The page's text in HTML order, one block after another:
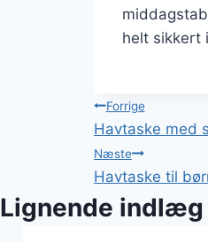
helt sikkert
Forrige
Havtaske med
Næste
Havtaske til
Lignende indlæg